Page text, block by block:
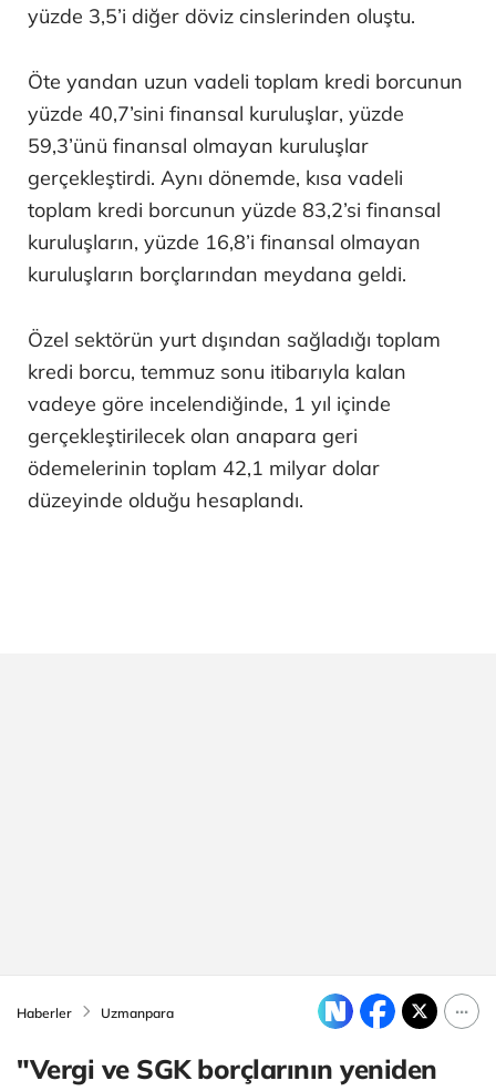
yüzde 3,5’i diğer döviz cinslerinden oluştu.
Öte yandan uzun vadeli toplam kredi borcunun
yüzde 40,7’sini finansal kuruluşlar, yüzde
59,3’ünü finansal olmayan kuruluşlar
gerçekleştirdi. Aynı dönemde, kısa vadeli
toplam kredi borcunun yüzde 83,2’si finansal
kuruluşların, yüzde 16,8’i finansal olmayan
kuruluşların borçlarından meydana geldi.
Özel sektörün yurt dışından sağladığı toplam
kredi borcu, temmuz sonu itibarıyla kalan
vadeye göre incelendiğinde, 1 yıl içinde
gerçekleştirilecek olan anapara geri
ödemelerinin toplam 42,1 milyar dolar
düzeyinde olduğu hesaplandı.
Haberler Uzmanpara
"Vergi ve SGK borçlarının yeniden